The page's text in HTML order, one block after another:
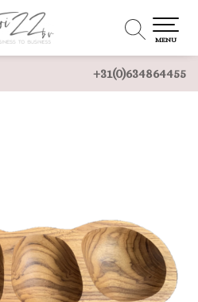
+31(0)634864455
MENU